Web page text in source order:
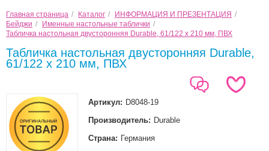
Главная страница / Каталог / ИНФОРМАЦИЯ И ПРЕЗЕНТАЦИЯ /
Бейджи / Именные настольные таблички /
Табличка настольная двусторонняя Durable, 61/122 x 210 мм, ПВХ
Табличка настольная двусторонняя Durable,
61/122 x 210 мм, ПВХ
Артикул: D8048-19
Производитель: Durable
Страна: Германия